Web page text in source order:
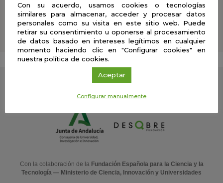
experiencia
Una web de:
Con la colaboración de la Fundación Española para la Ciencia y la
Tecnología — Ministerio de Ciencia, Innovación y Universidades
Con su acuerdo, usamos cookies o tecnologías
similares para almacenar, acceder y procesar datos
personales como su visita en este sitio web. Puede
retirar su consentimiento u oponerse al procesamiento
de datos basado en intereses legítimos en cualquier
momento haciendo clic en "Configurar cookies" en
nuestra política de cookies.
Aceptar
Configurar manualmente